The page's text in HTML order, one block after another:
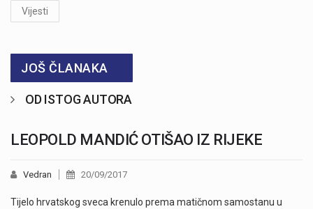
Vijesti
JOŠ ČLANAKA
OD ISTOG AUTORA
LEOPOLD MANDIĆ OTIŠAO IZ RIJEKE
Vedran 20/09/2017
Tijelo hrvatskog sveca krenulo prema matičnom samostanu u